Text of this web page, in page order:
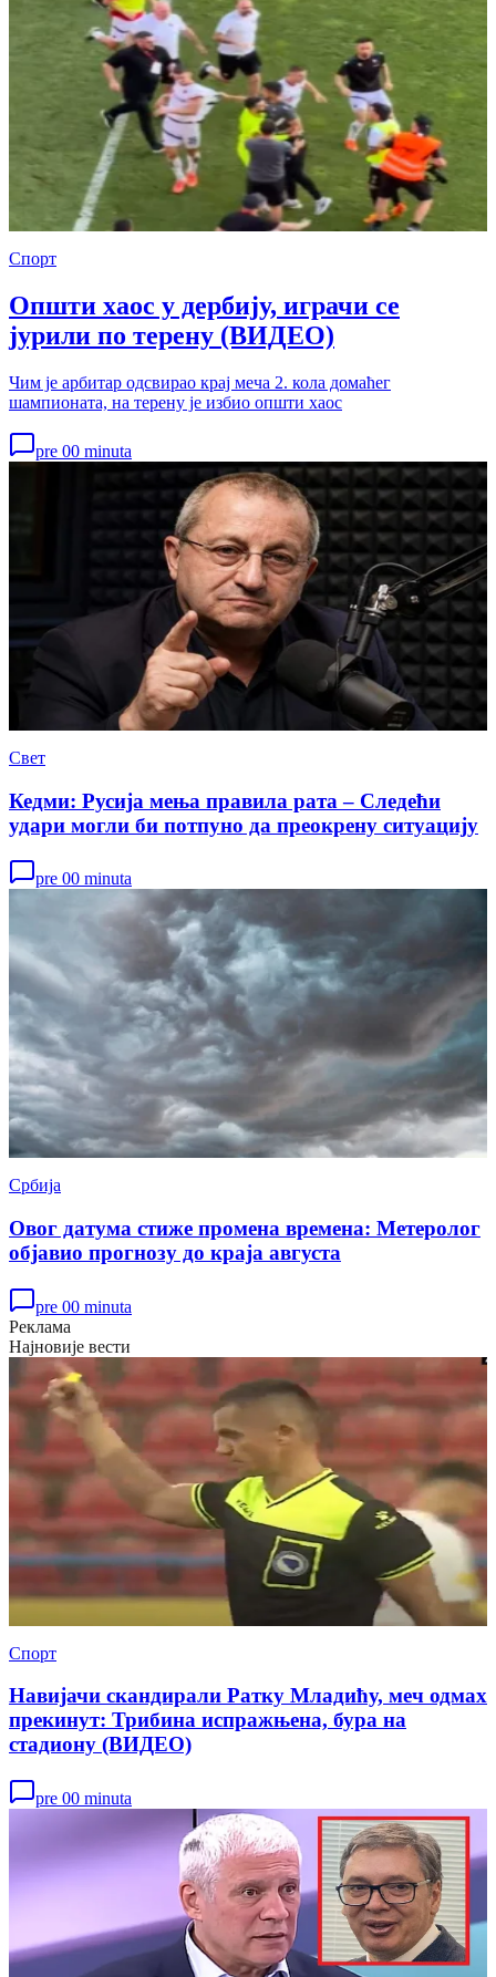
Спорт
Општи хаос у дербију, играчи се
јурили по терену (ВИДЕО)
Чим је арбитар одсвирао крај меча 2. кола домаћег
шампионата, на терену је избио општи хаос
pre 00 minuta
Свет
Кедми: Русија мења правила рата – Следећи
удари могли би потпуно да преокрену ситуацију
pre 00 minuta
Србија
Овог датума стиже промена времена: Метеролог
објавио прогнозу до краја августа
pre 00 minuta
Реклама
Најновије вести
Спорт
Навијачи скандирали Ратку Младићу, меч одмах
прекинут: Трибина испражњена, бура на
стадиону (ВИДЕО)
pre 00 minuta